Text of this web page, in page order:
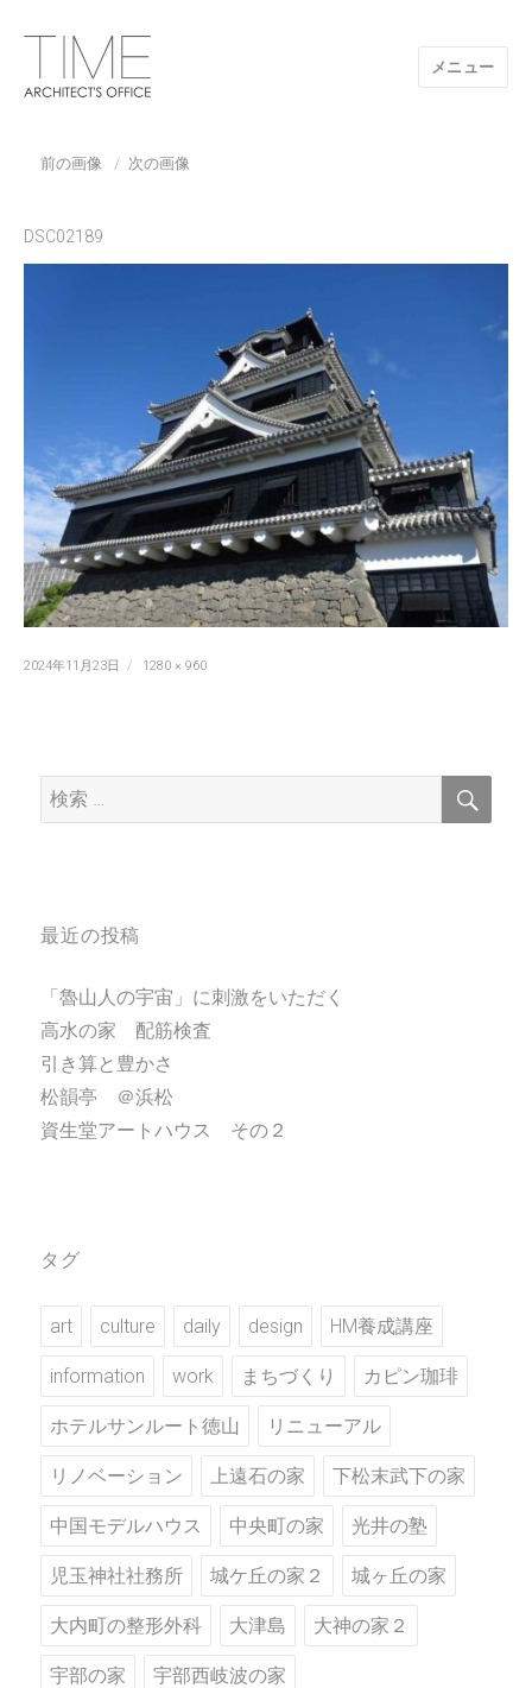
メニュー
前の画像 次の画像
DSC02189
投
2024年11月23日
フ
1280 × 960
検
索:
検
最近の投稿
「魯山人の宇宙」に刺激をいただく
高水の家 配筋検査
引き算と豊かさ
松韻亭 ＠浜松
資生堂アートハウス その２
タグ
art culture daily design HM養成講座
information work まちづくり カピン珈琲
ホテルサンルート徳山 リニューアル
リノベーション 上遠石の家 下松末武下の家
中国モデルハウス 中央町の家 光井の塾
児玉神社社務所 城ケ丘の家２ 城ヶ丘の家
大内町の整形外科 大津島 大神の家２
宇部の家 宇部西岐波の家